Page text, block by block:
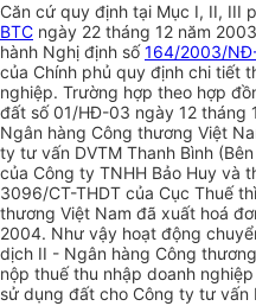
Căn cứ quy định tại Mục I, II, III
BTC ngày 22 tháng 12 năm
hành Nghị định số164/2003/
của Chính phủ quy định chi tiết
nghiệp. Trường hợp theo hợp
đất số 01/HĐ-03 ngày 12 tháng
Ngân hàng Công thương Việt
ty tư vấn DVTM Thanh Bình
của Công ty TNHH Bảo Huy và
3096/CT-THDT của Cục Thuế
thương Việt Nam đã xuất hoá
2004. Như vậy hoạt động
dịch II - Ngân hàng Công
nộp thuế thu nhập doanh
sử dụng đất cho Công ty tư vấn